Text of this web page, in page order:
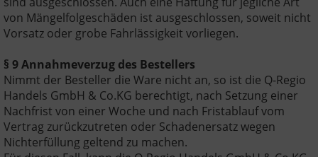
von Mängelfolgeschäden ist ausgeschlossen, soweit nicht
Vorsatz oder grobe Fahrlässigkeit vorliegen.
§ 9 Annahmeverzug des Bestellers
Nimmt der Besteller die Ware nicht an, so ist die Q-Regio
Handels GmbH & Co.KG berechtigt, nach Setzung einer
Nachfrist von einer Woche und nach Fristablauf vom
Vertrag zurückzutreten oder Schadenersatz wegen
Nichterfüllung geltend zu machen.